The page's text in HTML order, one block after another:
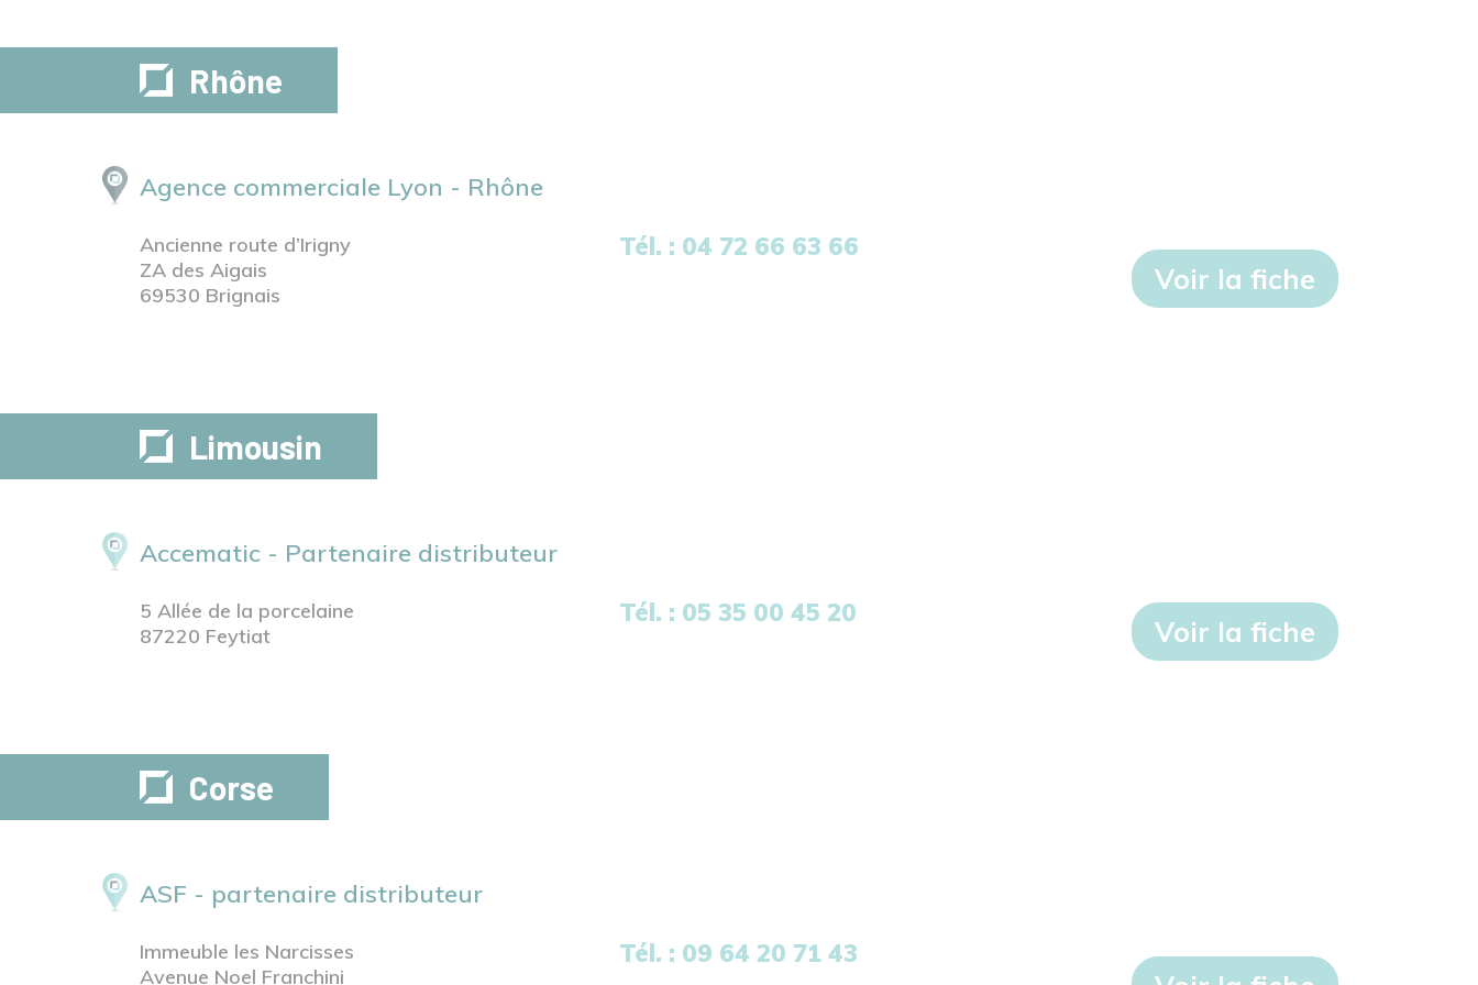
Rhône
Agence commerciale Lyon - Rhône
Ancienne route d’Irigny
ZA des Aigais
69530 Brignais
Tél. : 04 72 66 63 66
Voir la fiche
Limousin
Accematic - Partenaire distributeur
5 Allée de la porcelaine
87220 Feytiat
Tél. : 05 35 00 45 20
Voir la fiche
Corse
ASF - partenaire distributeur
Immeuble les Narcisses
Avenue Noel Franchini
Tél. : 09 64 20 71 43